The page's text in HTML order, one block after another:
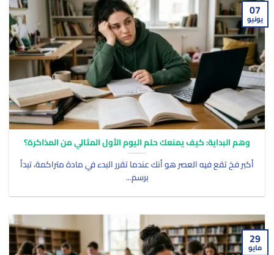
وهم البداية: كيف يمنعك حلم اليوم الأول المثالي من المذاكرة؟
أكبر فخ تقع فيه العصر هو أنك عندما تقرر البدء في مادة متراكمة، تبدأ
برسم...
07
يونيو
29
مايو